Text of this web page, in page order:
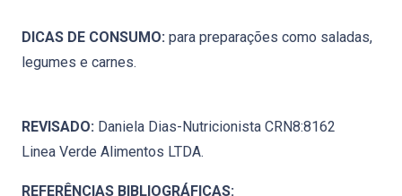
DICAS DE CONSUMO: para preparações como saladas,
legumes e carnes.
REVISADO: Daniela Dias-Nutricionista CRN8:8162
Linea Verde Alimentos LTDA.
REFERÊNCIAS BIBLIOGRÁFICAS: